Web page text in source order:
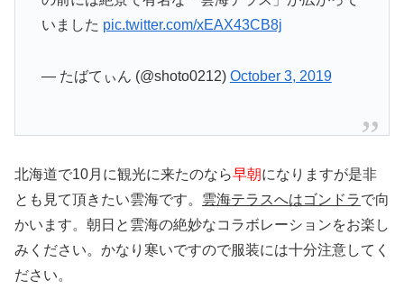
いました pic.twitter.com/xEAX43CB8j
— たばてぃん (@shoto0212) October 3, 2019
北海道で10月に観光に来たのなら早朝になりますが是非
とも見て頂きたい雲海です。 雲海テラスへはゴンドラで向
かいます。朝日と雲海の絶妙なコラボレーションをお楽し
みください。かなり寒いですので服装には十分注意してく
ださい。